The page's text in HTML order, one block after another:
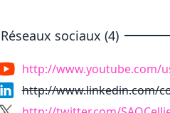
Réseaux sociaux (4)
http://www.youtube.com/
http://www.linkedin.com/